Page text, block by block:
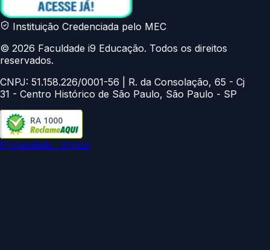
Instituição Credenciada pelo MEC
© 2026 Faculdade i9 Educação. Todos os direitos
reservados.
CNPJ: 51.158.226/0001-56 | R. da Consolação, 65 - Cj
31 - Centro Histórico de São Paulo, São Paulo - SP
RA 1000
Privacidade Termos